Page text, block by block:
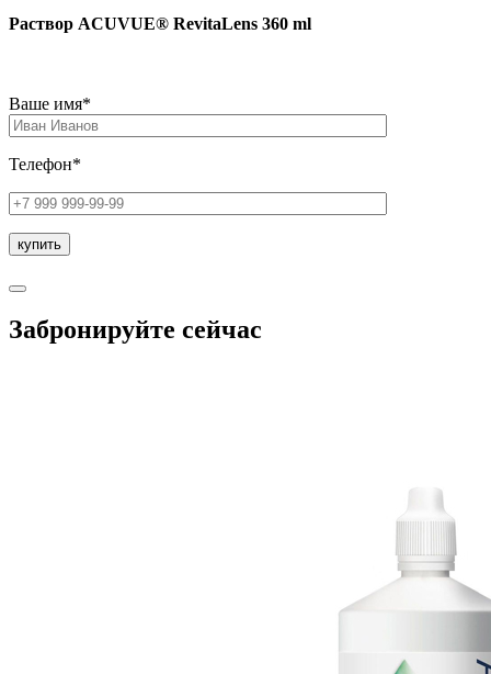
Раствор ACUVUE® RevitaLens 360 ml
Ваше имя*
Телефон*
Забронируйте сейчас